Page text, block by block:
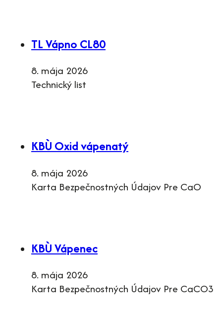
TL Vápno CL80
8. mája 2026
Technický list
KBÙ Oxid vápenatý
8. mája 2026
Karta Bezpečnostných Údajov Pre CaO
KBÙ Vápenec
8. mája 2026
Karta Bezpečnostných Údajov Pre CaCO3